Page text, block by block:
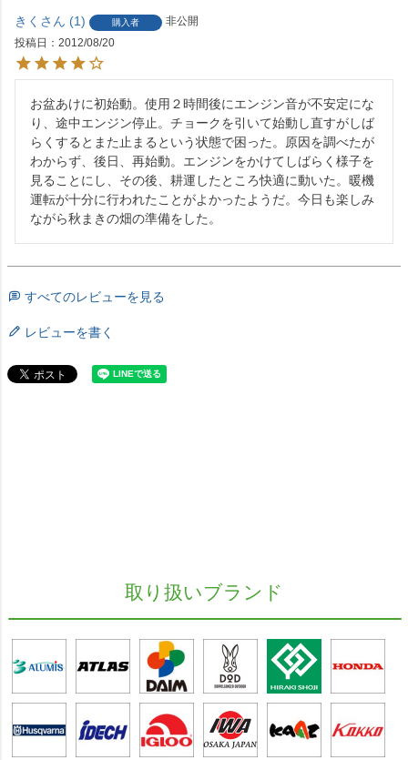
きく 1 購入者
非公開
投稿日
2012/08/20
お盆あけに初始動。使用２時間後にエンジン音が不安定にな
り、途中エンジン停止。チョークを引いて始動し直すがしば
らくするとまた止まるという状態で困った。原因を調べたが
わからず、後日、再始動。エンジンをかけてしばらく様子を
見ることにし、その後、耕運したところ快適に動いた。暖機
運転が十分に行われたことがよかったようだ。今日も楽しみ
ながら秋まきの畑の準備をした。
すべてのレビューを見る
レビューを書く
取り扱いブランド